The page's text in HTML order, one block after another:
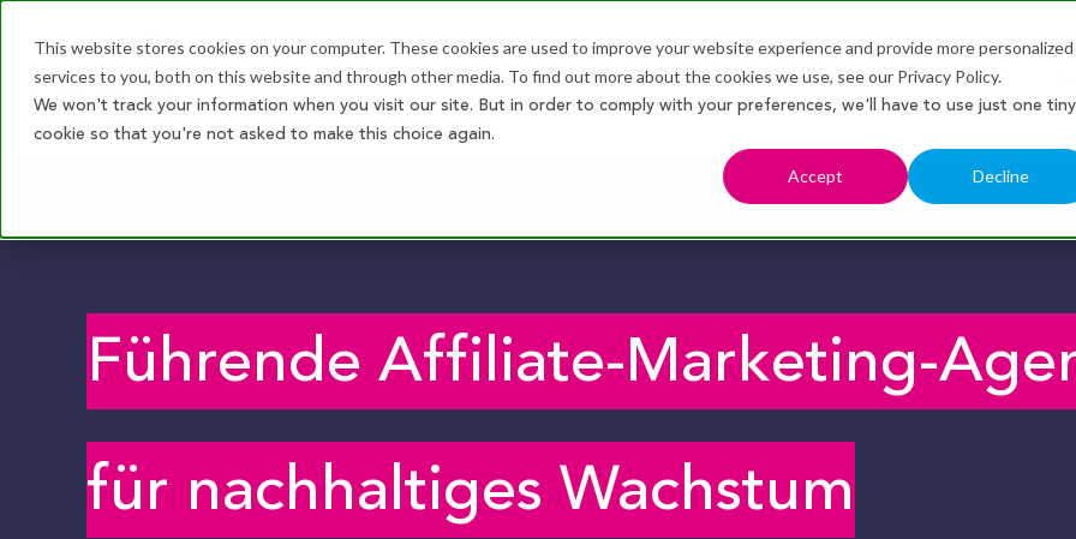
This website stores cookies on your computer. These cookies are used to improve your website experience and provide more personalized
services to you, both on this website and through other media. To find out more about the cookies we use, see our Privacy Policy.
We won't track your information when you visit our site. But in order to comply with your preferences, we'll have to use just one tiny
cookie so that you're not asked to make this choice again.
Accept Decline
Unsere ServicesShow submenu for
Selbstaudit
Führende Affiliate-Marketing-
für nachhaltiges Wachstum